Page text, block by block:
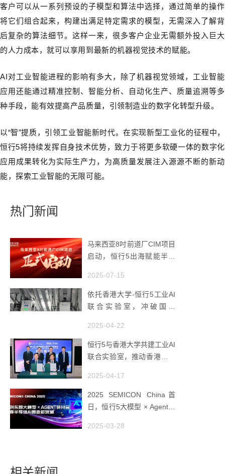
客户可以从一系列预设的子模型和算法中选择，通过简单的操作
将它们组合起来，构建出满足特定需求的模型，无需深入了解背
后复杂的算法细节。这样一来，很多客户企业无需额外投入巨大
的人力成本，就可以享用到最新的机器视觉技术的赋能。
AI对工业智能进程的影响有多大，除了机器视觉领域，工业智能
应用还能通过精准控制、智能分析、自动化生产、质量追溯等多
种手段，能有效提高产品质量，引领制造业的数字化转型升级。
以“智”提质，引领工业智能新时代。在实现新型工业化的征程中，
恒行5将持续发挥自身技术优势，致力于将更多软硬一体的数字化
应用成果转化为实际生产力，为高质量发展注入源源不断的新动
能，探索工业智能的无限可能。
热门新闻
马来西亚8吋前道厂CIM项目
启动，恒行5出海赋能半导
2025-07-15
依托香港大学-恒行5工业AI
联合实验室，冲破国产
2025-04-22
恒行5与香港大学共建工业AI
联合实验室，推动香港成为
2025-04-17
2025 SEMICON China首
日，恒行5大模型 × Agent研
潮
2025-03-28